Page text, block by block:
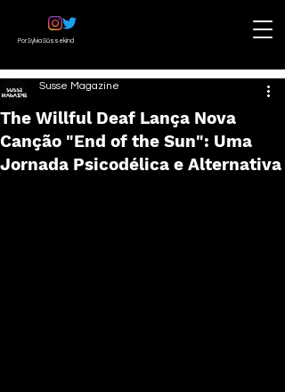
Por Sylvia Süssekind
The Willful Deaf Lança Nova
Canção "End of the Sun": Uma
Jornada Psicodélica e Alternativa
Susse Magazine